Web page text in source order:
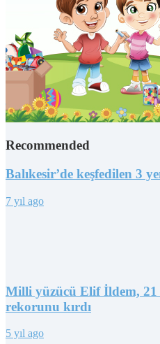
Recommended
Balıkesir’de keşfedilen 3
7 yıl ago
Milli yüzücü Elif İldem, 21
rekorunu kırdı
5 yıl ago